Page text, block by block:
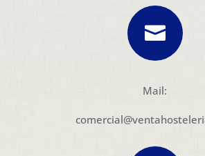

Mail: